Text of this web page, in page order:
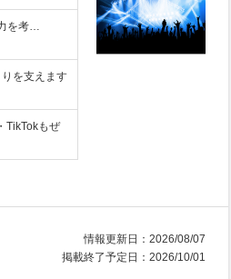
を考…
を支えます
TikTokもぜ
情報更新日：2026/08/07
掲載終了予定日：2026/10/01